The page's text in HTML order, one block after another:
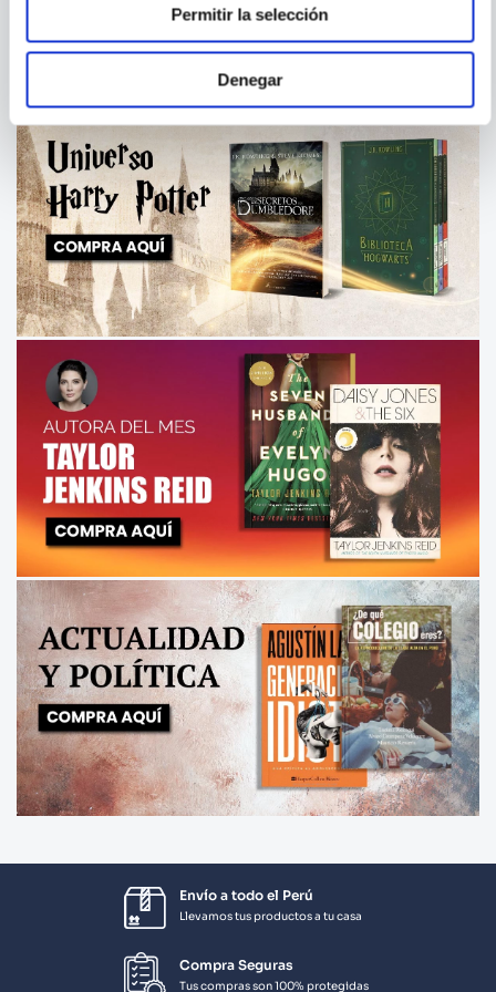
Permitir la selección
Denegar
Envío a todo el Perú
Llevamos tus productos a tu casa
Compra Seguras
Tus compras son 100% protegidas